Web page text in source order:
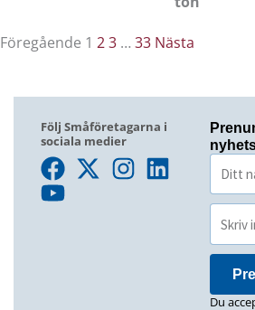
Föregående 1 23 … 33 Nästa
Följ Småföretagarna i
sociala medier
Du